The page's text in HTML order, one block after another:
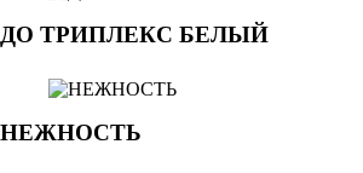
ДО ТРИПЛЕКС БЕЛЫЙ
НЕЖНОСТЬ